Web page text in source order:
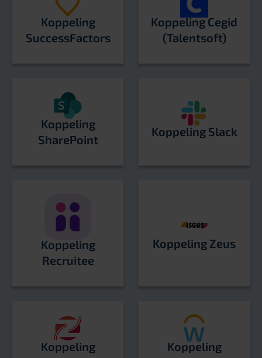
Koppeling
SuccessFactors
Koppeling Cegid
(Talentsoft)
Koppeling
SharePoint
Koppeling Slack
Koppeling
Recruitee
Koppeling Zeus
Koppeling
Koppeling